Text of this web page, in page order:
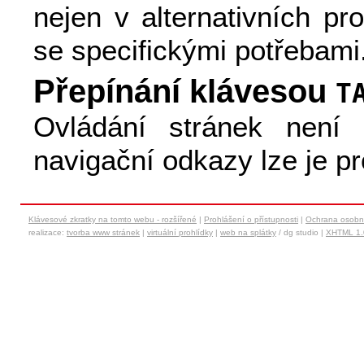
nejen v alternativních
se specifickými
Přepínání klávesou
Ovládání stránek
navigační odkazy lze je
Klávesové zkratky na tomto webu - rozšířené | Prohlášení o přístupnosti | Ochrana
realizace: tvorba www stránek | virtuální prohlídky | web na splátky / dg studio | XHTML